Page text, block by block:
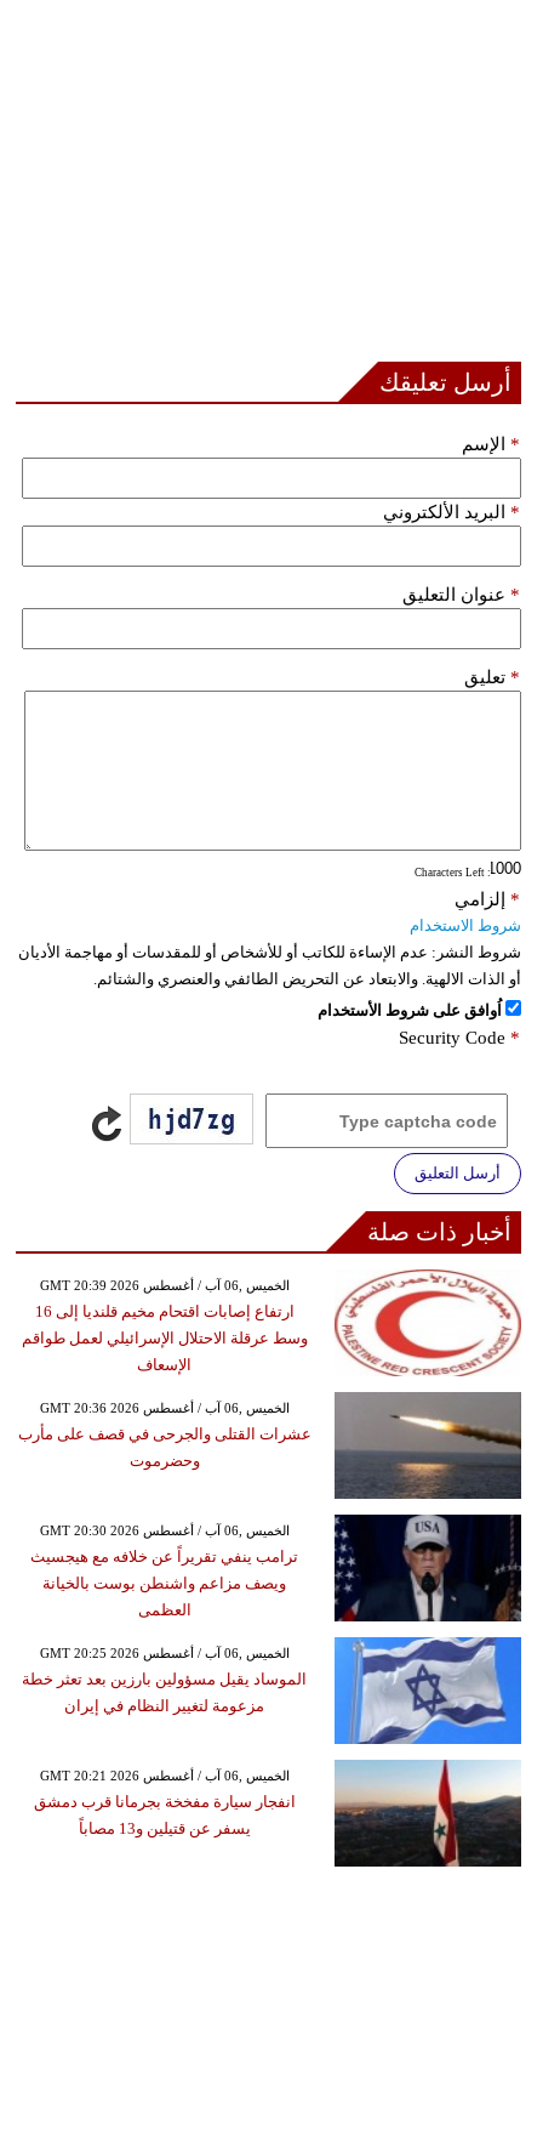
أرسل تعليقك
الإسم *
البريد الألكتروني *
عنوان التعليق *
تعليق *
: Characters Left
إلزامي *
شروط الاستخدام
شروط النشر: عدم الإساءة للكاتب أو للأشخاص أو للمقدسات أو مهاجمة الأديان
أو الذات الالهية. والابتعاد عن التحريض الطائفي والعنصري والشتائم.
اُوافق على شروط الأستخدام
Security Code *
أرسل التعليق
أخبار ذات صلة
GMT 20:39 2026 الخميس ,06 آب / أغسطس
ارتفاع إصابات اقتحام مخيم قلنديا إلى 16
وسط عرقلة الاحتلال الإسرائيلي لعمل طواقم
الإسعاف
GMT 20:36 2026 الخميس ,06 آب / أغسطس
عشرات القتلى والجرحى في قصف على مأرب
وحضرموت
GMT 20:30 2026 الخميس ,06 آب / أغسطس
ترامب ينفي تقريراً عن خلافه مع هيجسيث
ويصف مزاعم واشنطن بوست بالخيانة
العظمى
GMT 20:25 2026 الخميس ,06 آب / أغسطس
الموساد يقيل مسؤولين بارزين بعد تعثر خطة
مزعومة لتغيير النظام في إيران
GMT 20:21 2026 الخميس ,06 آب / أغسطس
انفجار سيارة مفخخة بجرمانا قرب دمشق
يسفر عن قتيلين و13 مصاباً